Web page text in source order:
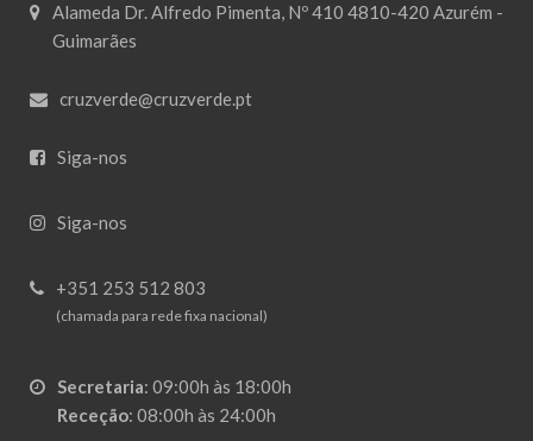
Alameda Dr. Alfredo Pimenta, Nº 410 4810-420 Azurém -
Guimarães
cruzverde@cruzverde.pt
Siga-nos
Siga-nos
+351 253 512 803
(chamada para rede fixa nacional)
Secretaria: 09:00h às 18:00h
Receção: 08:00h às 24:00h